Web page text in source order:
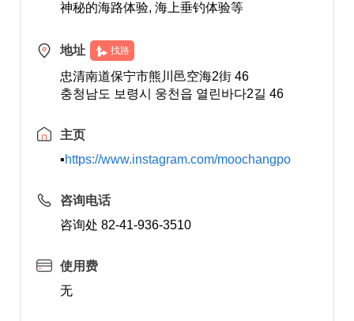
神秘的海路体验, 海上垂钓体验等
地址 找路
忠清南道保宁市熊川邑空海2街 46
충청남도 보령시 웅천읍 열린바다2길 46
主页
▪https://www.instagram.com/moochangpo
咨询电话
咨询处 82-41-936-3510
使用费
无